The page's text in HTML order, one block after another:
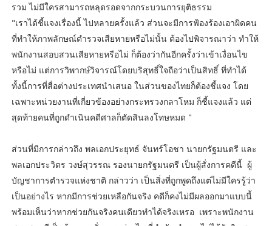
รวม ไม่มีใครสามารถหลุดรอดจากกระบวนการยุติธรรม
"เราได้ชี้แจงเรื่องนี้ ไปหลายครั้งแล้ว ส่วนจะมีการฟ้องร้องเอาผิดคน
ที่ทำให้ภาพลักษณ์ตำรวจเสียหายหรือไม่นั้น ต้องไปพิจารณาว่า ทำให้
พนักงานสอบสวนเสียหายหรือไม่ ก็ต้องว่ากันอีกครั้งว่าเข้าเงื่อนไข
หรือไม่ แต่การวิพากษ์วิจารณ์โดยบริสุทธิ์ใจถือว่าเป็นสิทธิ์ ที่ทำได้
ทั้งนี้การที่สื่อต่างประเทศนำเสนอ ในส่วนของไทยก็ต้องชี้แจง โดย
เฉพาะหน่วยงานที่เกี่ยวข้องอย่างกระทรวงกลาโหม ก็ชี้แจงแล้ว แต่
สุดท้ายคนที่ถูกดำเนินคดีศาลก็ตัดสินลงโทษหมด "
ส่วนที่มีการกล่าวถึง พลเอกประยุทธ์ จันทร์โอชา นายกรัฐมนตรี และ
พลเอกประวิตร วงษ์สุวรรณ รองนายกรัฐมนตรี เป็นผู้สั่งการคดีนี้ ผู้
บัญชาการตำรวจแห่งชาติ กล่าวว่า เป็นสิ่งที่ถูกพูดถึงแต่ไม่มีใครรู้ว่า
เป็นอย่างไร หากมีการช่วยเหลือกันจริง คดีก็คงไม่มีผลออกมาแบบนี้
พร้อมเห็นว่าหากช่วยกันจริงคนเดียวทำได้จริงเหรอ เพราะพนักงาน